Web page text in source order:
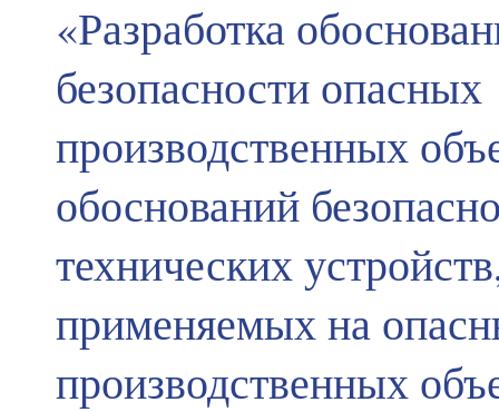
«Разработка
безопасности опасных
производственных
обоснований
технических
применяемых на
производственных